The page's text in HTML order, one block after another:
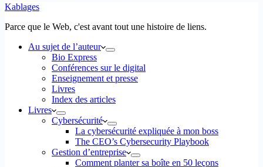
Kablages
Parce que le Web, c'est avant tout une histoire de liens.
Au sujet de l’auteur
Bio Express
Conférences sur le digital
Enseignement et presse
Livres
Index des articles
Livres
Cybersécurité
La cybersécurité expliquée à mon boss
The CEO’s Cybersecurity Playbook
Gestion d’entreprise
Comment planter sa boîte en 50 leçons